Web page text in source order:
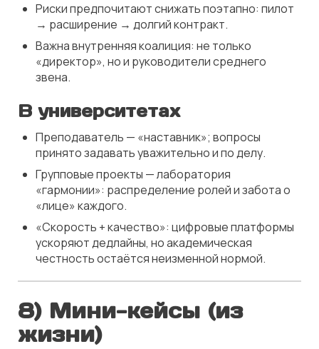
Риски предпочитают снижать поэтапно: пилот
→ расширение → долгий контракт.
Важна внутренняя коалиция: не только
«директор», но и руководители среднего
звена.
В университетах
Преподаватель — «наставник»; вопросы
принято задавать уважительно и по делу.
Групповые проекты — лаборатория
«гармонии»: распределение ролей и забота о
«лице» каждого.
«Скорость + качество»: цифровые платформы
ускоряют дедлайны, но академическая
честность остаётся неизменной нормой.
8) Мини-кейсы (из
жизни)